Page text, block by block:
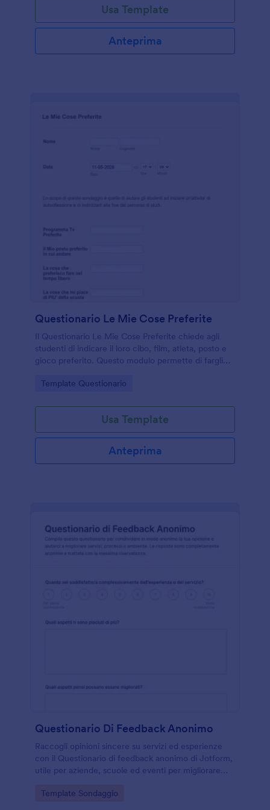
personalizzare il modulo per adattarlo al tuo stile,
incorporarlo nel tuo sito web o condividerlo con un
link e ottenere le informazioni necessarie per la tua
attività. Se gestisci un hotel, un'agenzia viaggi o un
la tua attività e ricevi una notifica non appena hanno
integrazioni, puoi sincronizzare le risposte con le tue
e altre ancora!
Usa Template
Anteprima
Questionario Le Mie Cose Preferite
Il Questionario Le Mie Cose Preferite chiede agli
studenti di indicare il loro cibo, film, atleta, posto e
gioco preferito. Questo modulo permette di fargli
le scelte future. È possibile aggiungere altre
colori, caratteri o semplicemente creare il proprio
questionario online personalizzato!
Go to Category:
Template Questionario
Usa Template
Anteprima
Questionario Di Feedback Anonimo
Raccogli opinioni sincere su servizi ed esperienze
con il Questionario di feedback anonimo di Jotform,
utile per aziende, scuole ed eventi per migliorare
tramite raccolta dati online.
Go to Category:
Template Sondaggio